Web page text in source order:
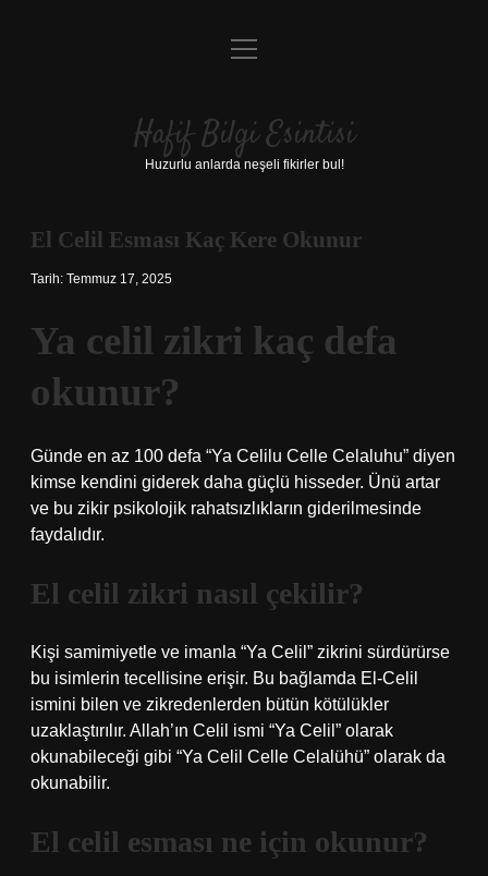
Anasayfa
Yasal Uyarı
menüyü
Hafif Bilgi Esintisi
Huzurlu anlarda neşeli fikirler bul!
El Celil Esması Kaç Kere Okunur
Tarih: Temmuz 17, 2025
Ya celil zikri kaç defa
okunur?
Günde en az 100 defa “Ya Celilu Celle Celaluhu” diyen
kimse kendini giderek daha güçlü hisseder. Ünü artar
ve bu zikir psikolojik rahatsızlıkların giderilmesinde
faydalıdır.
El celil zikri nasıl çekilir?
Kişi samimiyetle ve imanla “Ya Celil” zikrini sürdürürse
bu isimlerin tecellisine erişir. Bu bağlamda El-Celil
ismini bilen ve zikredenlerden bütün kötülükler
uzaklaştırılır. Allah’ın Celil ismi “Ya Celil” olarak
okunabileceği gibi “Ya Celil Celle Celalühü” olarak da
okunabilir.
El celil esması ne için okunur?